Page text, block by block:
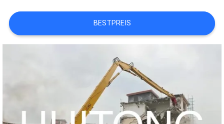
SEITENVERZEICHNIS
BESTIMMUNGEN
BESTPREIS